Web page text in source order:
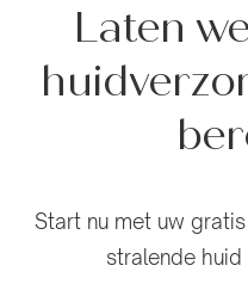
Laten
Start nu met uw
stralende